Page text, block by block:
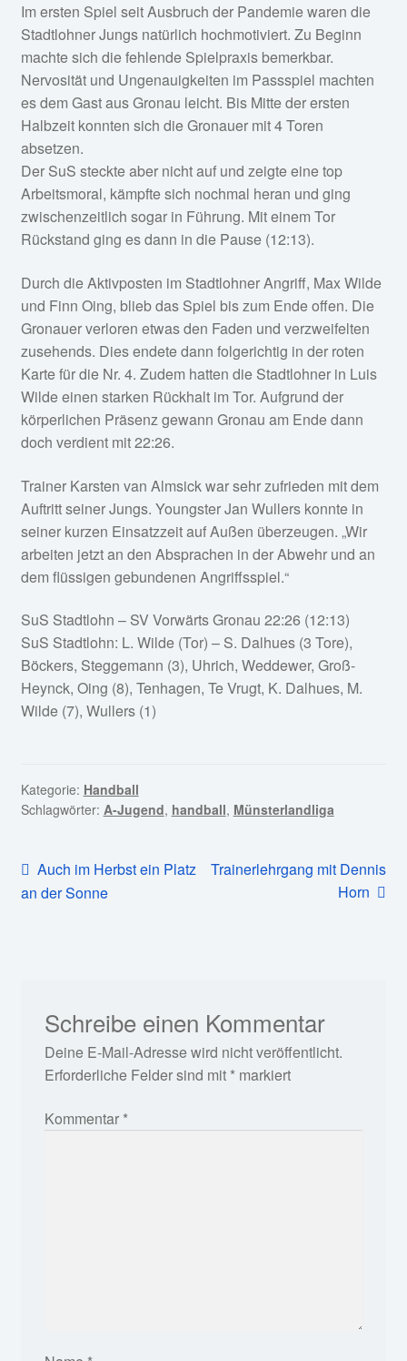
Im ersten Spiel seit Ausbruch der Pandemie waren die
Stadtlohner Jungs natürlich hochmotiviert. Zu Beginn
machte sich die fehlende Spielpraxis bemerkbar.
Nervosität und Ungenauigkeiten im Passspiel machten
es dem Gast aus Gronau leicht. Bis Mitte der ersten
Halbzeit konnten sich die Gronauer mit 4 Toren
absetzen.
Der SuS steckte aber nicht auf und zeigte eine top
Arbeitsmoral, kämpfte sich nochmal heran und ging
zwischenzeitlich sogar in Führung. Mit einem Tor
Rückstand ging es dann in die Pause (12:13).
Durch die Aktivposten im Stadtlohner Angriff, Max Wilde
und Finn Oing, blieb das Spiel bis zum Ende offen. Die
Gronauer verloren etwas den Faden und verzweifelten
zusehends. Dies endete dann folgerichtig in der roten
Karte für die Nr. 4. Zudem hatten die Stadtlohner in Luis
Wilde einen starken Rückhalt im Tor. Aufgrund der
körperlichen Präsenz gewann Gronau am Ende dann
doch verdient mit 22:26.
Trainer Karsten van Almsick war sehr zufrieden mit dem
Auftritt seiner Jungs. Youngster Jan Wullers konnte in
seiner kurzen Einsatzzeit auf Außen überzeugen. „Wir
arbeiten jetzt an den Absprachen in der Abwehr und an
dem flüssigen gebundenen Angriffsspiel.“
SuS Stadtlohn – SV Vorwärts Gronau 22:26 (12:13)
SuS Stadtlohn: L. Wilde (Tor) – S. Dalhues (3 Tore),
Böckers, Steggemann (3), Uhrich, Weddewer, Groß-
Heynck, Oing (8), Tenhagen, Te Vrugt, K. Dalhues, M.
Wilde (7), Wullers (1)
Kategorie: Handball
Schlagwörter: A-Jugend, handball, Münsterlandliga
Beitragsnavigation
Vorheriger
Beitrag:
Auch im Herbst ein Platz
an der Sonne
Nächster
Trainerlehrgang mit Dennis
Horn
Schreibe einen Kommentar
Deine E-Mail-Adresse wird nicht veröffentlicht.
Erforderliche Felder sind mit *markiert
Kommentar *